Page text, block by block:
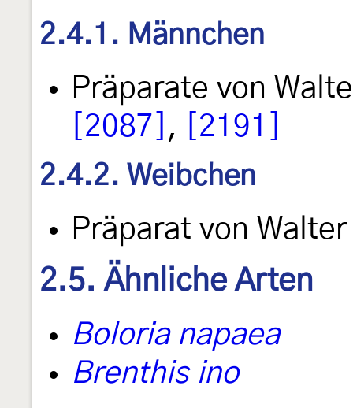
2.4.1. Männchen
Präparate von
[2087]
, [2191]
2.4.2. Weibchen
Präparat von
2.5. Ähnliche Arten
Boloria napaea
Brenthis ino